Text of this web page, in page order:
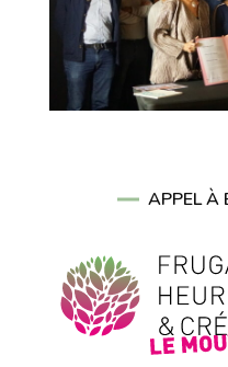
APPEL À